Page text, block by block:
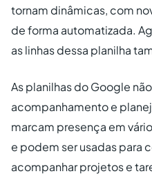
tornam dinâmicas, com
de forma automatizada.
as linhas dessa planilha
As planilhas do Google
acompanhamento e
marcam presença em
e podem ser usadas para
acompanhar projetos e